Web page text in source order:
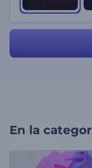
En la